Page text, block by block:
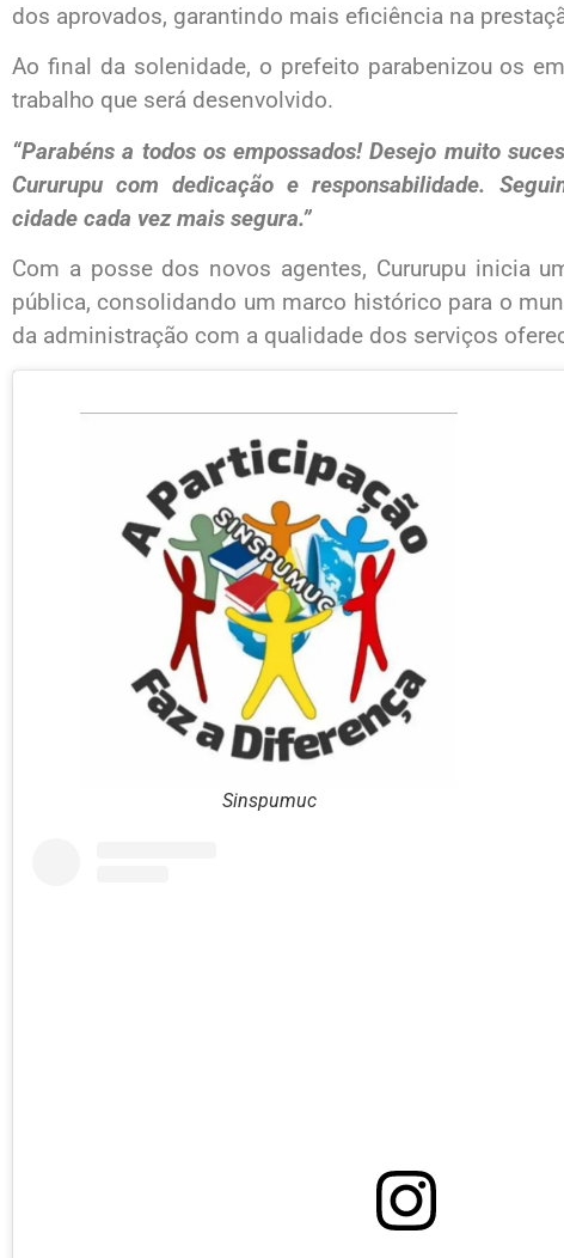
dos aprovados, garantindo mais eficiência na
Ao final da solenidade, o prefeito parabenizou os
trabalho que será desenvolvido.
“Parabéns a todos os empossados! Desejo muito
Cururupu com dedicação e responsabilidade.
cidade cada vez mais segura.”
Com a posse dos novos agentes, Cururupu inicia
pública, consolidando um marco histórico para o
da administração com a qualidade dos serviços
Sinspumuc